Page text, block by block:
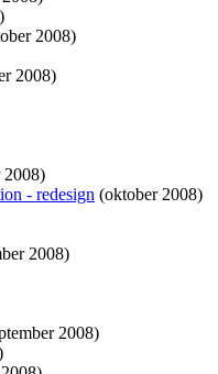
2008)
2008)
2008)
- redesign (oktober 2008)
2008)
2008)